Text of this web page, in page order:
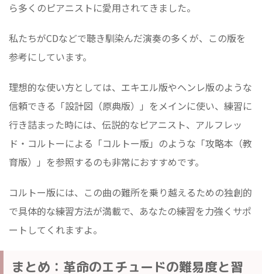
ら多くのピアニストに愛用されてきました。
私たちがCDなどで聴き馴染んだ演奏の多くが、この版を
参考にしています。
理想的な使い方としては、エキエル版やヘンレ版のような
信頼できる「設計図（原典版）」をメインに使い、練習に
行き詰まった時には、伝説的なピアニスト、アルフレッ
ド・コルトーによる「コルトー版」のような「攻略本（教
育版）」を参照するのも非常におすすめです。
コルトー版には、この曲の難所を乗り越えるための独創的
で具体的な練習方法が満載で、あなたの練習を力強くサポ
ートしてくれますよ。
まとめ：革命のエチュードの難易度と習